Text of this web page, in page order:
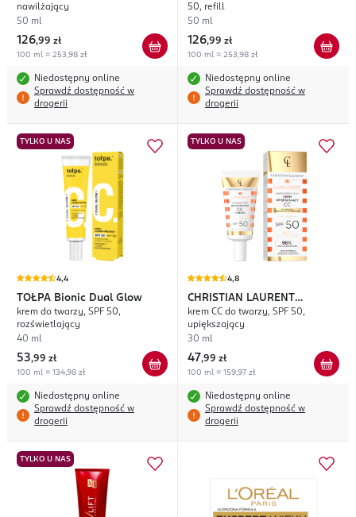
nawilżający
50 ml
126,99 zł
100 ml = 253,98 zł
Niedostępny online
Sprawdź dostępność w
drogerii
50, refill
50 ml
126,99 zł
100 ml = 253,98 zł
Niedostępny online
Sprawdź dostępność w
drogerii
TYLKO U NAS
4,4
TOŁPA Bionic Dual Glow
krem do twarzy, SPF 50,
rozświetlający
40 ml
53,99 zł
100 ml = 134,98 zł
Niedostępny online
Sprawdź dostępność w
drogerii
TYLKO U NAS
4,8
CHRISTIAN LAURENT
Luminosité
krem CC do twarzy, SPF 50,
upiększający
30 ml
47,99 zł
100 ml = 159,97 zł
Niedostępny online
Sprawdź dostępność w
drogerii
TYLKO U NAS